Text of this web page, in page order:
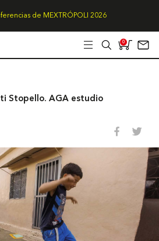
de MEXTRÓPOLI 2026
0
Stopello. AGA estudio